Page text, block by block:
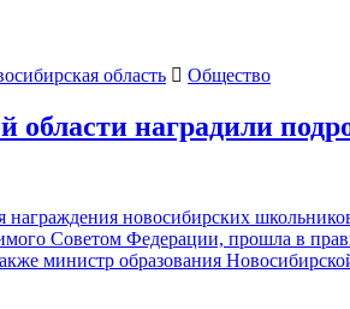
область Общество
области наградили
награждения новосибирских
Советом Федерации, прошла в
министр образования